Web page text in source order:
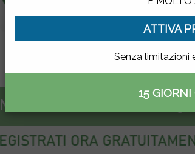
ATTIVA
Senza limitazioni
15 GIORNI
Mercato elettronico delle